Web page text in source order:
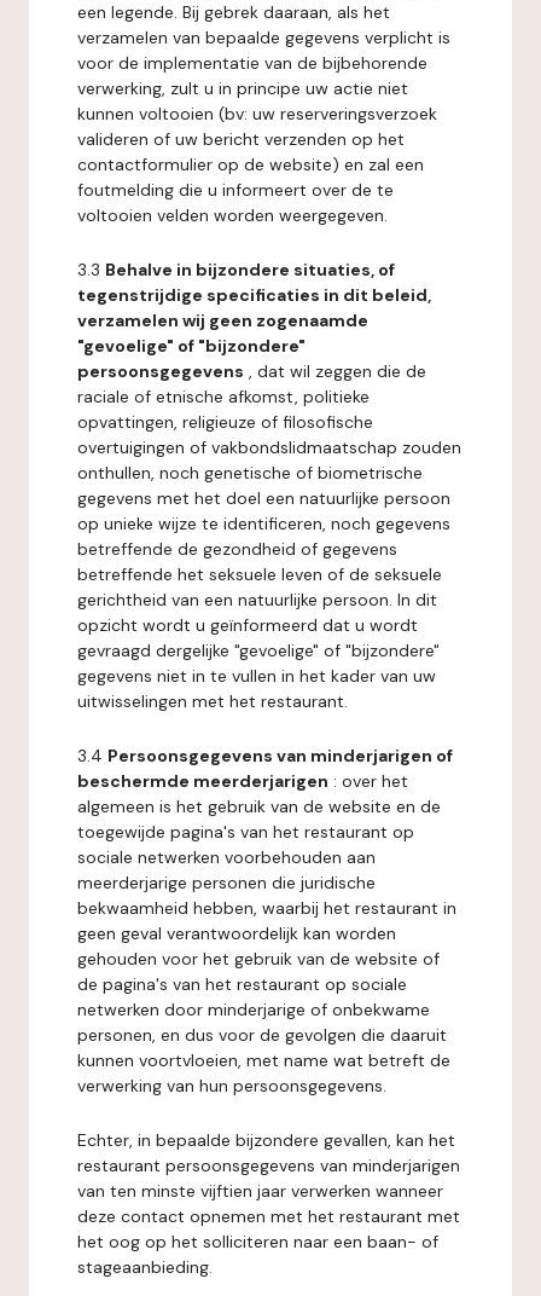
een legende. Bij gebrek daaraan, als het
verzamelen van bepaalde gegevens verplicht is
voor de implementatie van de bijbehorende
verwerking, zult u in principe uw actie niet
kunnen voltooien (bv: uw reserveringsverzoek
valideren of uw bericht verzenden op het
contactformulier op de website) en zal een
foutmelding die u informeert over de te
voltooien velden worden weergegeven.
3.3 Behalve in bijzondere situaties, of
tegenstrijdige specificaties in dit beleid,
verzamelen wij geen zogenaamde
"gevoelige" of "bijzondere"
persoonsgegevens , dat wil zeggen die de
raciale of etnische afkomst, politieke
opvattingen, religieuze of filosofische
overtuigingen of vakbondslidmaatschap zouden
onthullen, noch genetische of biometrische
gegevens met het doel een natuurlijke persoon
op unieke wijze te identificeren, noch gegevens
betreffende de gezondheid of gegevens
betreffende het seksuele leven of de seksuele
gerichtheid van een natuurlijke persoon. In dit
opzicht wordt u geïnformeerd dat u wordt
gevraagd dergelijke "gevoelige" of "bijzondere"
gegevens niet in te vullen in het kader van uw
uitwisselingen met het restaurant.
3.4 Persoonsgegevens van minderjarigen of
beschermde meerderjarigen : over het
algemeen is het gebruik van de website en de
toegewijde pagina's van het restaurant op
sociale netwerken voorbehouden aan
meerderjarige personen die juridische
bekwaamheid hebben, waarbij het restaurant in
geen geval verantwoordelijk kan worden
gehouden voor het gebruik van de website of
de pagina's van het restaurant op sociale
netwerken door minderjarige of onbekwame
personen, en dus voor de gevolgen die daaruit
kunnen voortvloeien, met name wat betreft de
verwerking van hun persoonsgegevens.
Echter, in bepaalde bijzondere gevallen, kan het
restaurant persoonsgegevens van minderjarigen
van ten minste vijftien jaar verwerken wanneer
deze contact opnemen met het restaurant met
het oog op het solliciteren naar een baan- of
stageaanbieding.